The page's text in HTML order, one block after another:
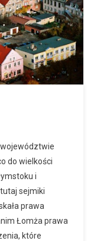
do wielkości
i
tutaj sejmiki
prawa
Łomża prawa
które